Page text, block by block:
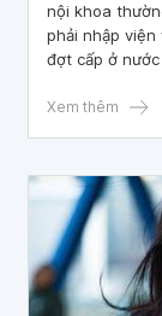
nội khoa
phải nhập
đợt cấp ở
Xem thêm